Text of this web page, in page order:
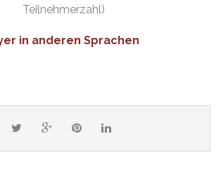
Teilnehmerzahl)
in anderen Sprachen